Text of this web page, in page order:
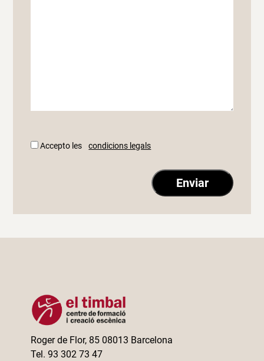
Accepto les condicions legals
Roger de Flor, 85 08013 Barcelona
Tel. 93 302 73 47